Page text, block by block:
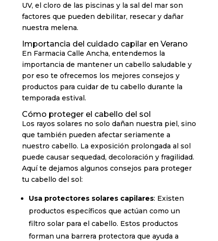
UV, el cloro de las piscinas y la sal del mar son
factores que pueden debilitar, resecar y dañar
nuestra melena.
Importancia del cuidado capilar en Verano
En Farmacia Calle Ancha, entendemos la
importancia de mantener un cabello saludable y
por eso te ofrecemos los mejores consejos y
productos para cuidar de tu cabello durante la
temporada estival.
Cómo proteger el cabello del sol
Los rayos solares no solo dañan nuestra piel, sino
que también pueden afectar seriamente a
nuestro cabello. La exposición prolongada al sol
puede causar sequedad, decoloración y fragilidad.
Aquí te dejamos algunos consejos para proteger
tu cabello del sol:
Usa protectores solares capilares: Existen
productos específicos que actúan como un
filtro solar para el cabello. Estos productos
forman una barrera protectora que ayuda a